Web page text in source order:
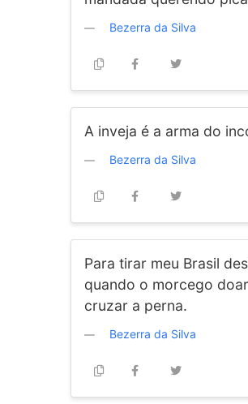
Bezerra da Silva
A inveja é a arma do
Bezerra da Silva
Para tirar meu Brasil
quando o morcego
cruzar a perna.
Bezerra da Silva